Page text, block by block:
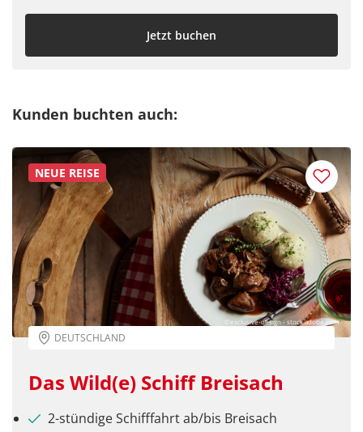
Jetzt buchen
Kunden buchten auch:
NEUE REISE
©exclusive-design - stock.adobe.com
DEUTSCHLAND
Das Wild(e) Schiff Breisach
2-stündige Schifffahrt ab/bis Breisach